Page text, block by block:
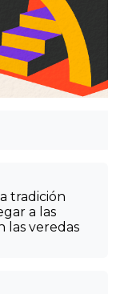
tradición
a las
las veredas